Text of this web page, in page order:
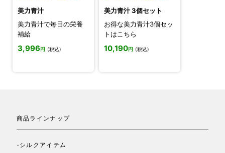
美力青汁
美力青汁で毎日の栄養
補給
3,996円 (税込)
美力青汁 3個セット
お得な美力青汁3個セッ
トはこちら
10,190円 (税込)
商品ラインナップ
-シルクアイテム